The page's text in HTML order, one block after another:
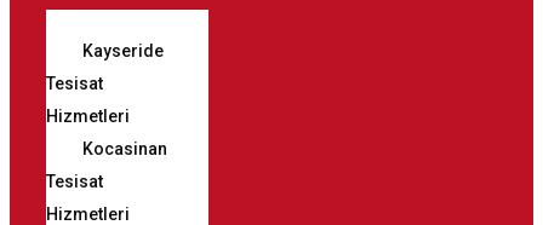
Kayseride
Tesisat
Hizmetleri
Kocasinan
Tesisat
Hizmetleri